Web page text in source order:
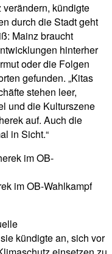
kündigte
durch die Stadt geht
Mainz braucht
hinterher
oder die Folgen
gefunden. „Kitas
stehen leer,
und die Kulturszene
auf. Auch die
in Sicht.“
im OB-Wahlkampf
kündigte an, sich vor